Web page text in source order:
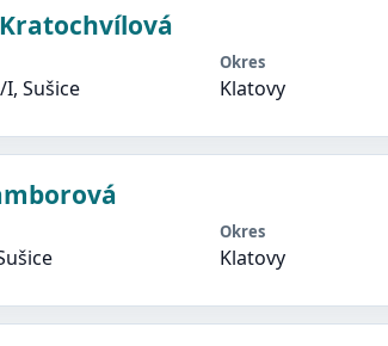
Sušice
Okres
Klatovy
Okres
Klatovy